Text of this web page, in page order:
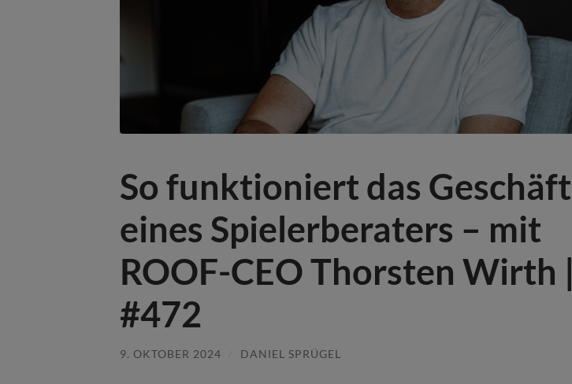
So funktioniert das Geschäft
eines Spielerberaters – mit
ROOF-CEO Thorsten Wirth |
#472
9. OKTOBER 2024 DANIEL SPRÜGEL